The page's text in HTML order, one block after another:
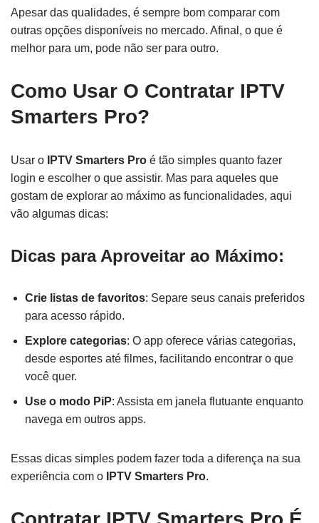
Apesar das qualidades, é sempre bom comparar com
outras opções disponíveis no mercado. Afinal, o que é
melhor para um, pode não ser para outro.
Como Usar O Contratar IPTV
Smarters Pro?
Usar o IPTV Smarters Pro é tão simples quanto fazer
login e escolher o que assistir. Mas para aqueles que
gostam de explorar ao máximo as funcionalidades, aqui
vão algumas dicas:
Dicas para Aproveitar ao Máximo:
Crie listas de favoritos: Separe seus canais preferidos
para acesso rápido.
Explore categorias: O app oferece várias categorias,
desde esportes até filmes, facilitando encontrar o que
você quer.
Use o modo PiP: Assista em janela flutuante enquanto
navega em outros apps.
Essas dicas simples podem fazer toda a diferença na sua
experiência com o
IPTV Smarters Pro.